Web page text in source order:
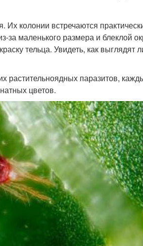
колонии встречаются
за маленького размера и блеклой
тельца. Увидеть, как выглядят
растительноядных паразитов,
цветов.